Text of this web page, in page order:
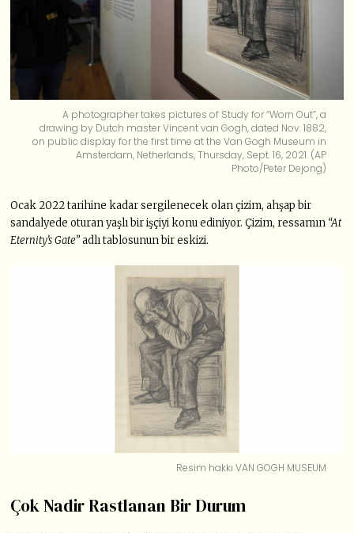
A photographer takes pictures of Study for “Worn Out”, a
drawing by Dutch master Vincent van Gogh, dated Nov. 1882,
on public display for the first time at the Van Gogh Museum in
Amsterdam, Netherlands, Thursday, Sept. 16, 2021. (AP
Photo/Peter Dejong)
Ocak 2022 tarihine kadar sergilenecek olan çizim, ahşap bir
sandalyede oturan yaşlı bir işçiyi konu ediniyor. Çizim, ressamın “At
Eternity’s Gate”adlı tablosunun bir eskizi.
Resim hakkı VAN GOGH MUSEUM
Çok Nadir Rastlanan Bir Durum